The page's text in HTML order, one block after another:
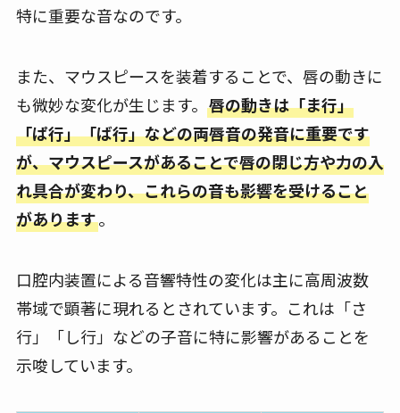
特に重要な音なのです。
また、マウスピースを装着することで、唇の動きに
も微妙な変化が生じます。 唇の動きは「ま行」
「ぱ行」「ば行」などの両唇音の発音に重要です
が、マウスピースがあることで唇の閉じ方や力の入
れ具合が変わり、これらの音も影響を受けること
があります。
口腔内装置による音響特性の変化は主に高周波数
帯域で顕著に現れるとされています。これは「さ
行」「し行」などの子音に特に影響があることを
示唆しています。